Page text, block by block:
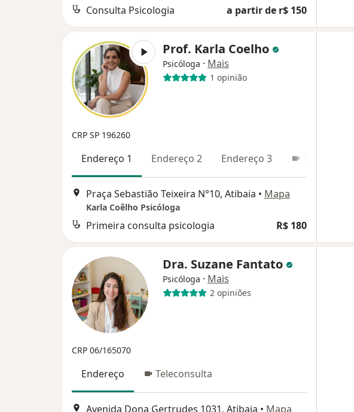
Consulta Psicologia a partir de r$ 150
Prof. Karla Coelho
Psicóloga · Mais
1 opinião
CRP SP 196260
Endereço 1 Endereço 2 Endereço 3 Teleconsulta
Praça Sebastião Teixeira N°10, Atibaia • Mapa
Karla Coêlho Psicóloga
Primeira consulta psicologia R$ 180
Dra. Suzane Fantato
Psicóloga · Mais
2 opiniões
CRP 06/165070
Endereço Teleconsulta
Avenida Dona Gertrudes 1031, Atibaia • Mapa